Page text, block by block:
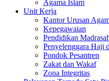
Agama Islam
Unit Kerja
Kantor Urusan
Kepegawaian
Pendidikan
Penyelenggara Haji
Pondok Pesantren
Zakat dan Wakaf
Zona Integritas